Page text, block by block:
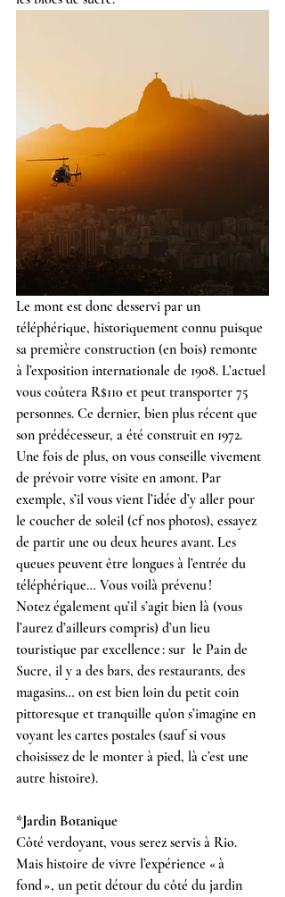
Le mont est donc desservi par un
téléphérique, historiquement connu puisque
sa première construction (en bois) remonte
à l’exposition internationale de 1908. L’actuel
vous coûtera R$110 et peut transporter 75
personnes. Ce dernier, bien plus récent que
son prédécesseur, a été construit en 1972.
Une fois de plus, on vous conseille vivement
de prévoir votre visite en amont. Par
exemple, s’il vous vient l’idée d’y aller pour
le coucher de soleil (cf nos photos), essayez
de partir une ou deux heures avant. Les
queues peuvent être longues à l’entrée du
téléphérique… Vous voilà prévenu !
Notez également qu’il s’agit bien là (vous
l’aurez d’ailleurs compris) d’un lieu
touristique par excellence : sur  le Pain de
Sucre, il y a des bars, des restaurants, des
magasins… on est bien loin du petit coin
pittoresque et tranquille qu’on s’imagine en
voyant les cartes postales (sauf si vous
choisissez de le monter à pied, là c’est une
autre histoire).
*Jardin Botanique
Côté verdoyant, vous serez servis à Rio.
Mais histoire de vivre l’expérience « à
fond », un petit détour du côté du jardin